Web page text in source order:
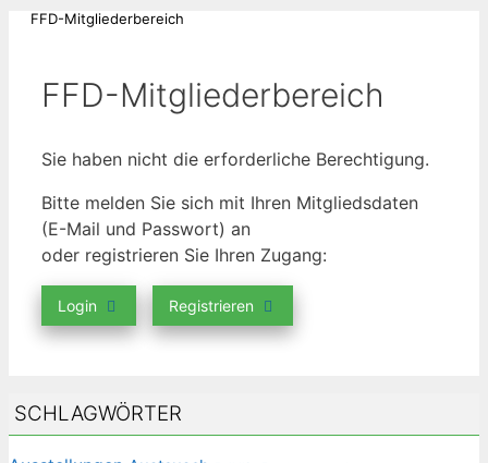
FFD-Mitgliederbereich
FFD-Mitgliederbereich
Sie haben nicht die erforderliche Berechtigung.
Bitte melden Sie sich mit Ihren Mitgliedsdaten
(E-Mail und Passwort) an
oder registrieren Sie Ihren Zugang:
Login Registrieren
SCHLAGWÖRTER